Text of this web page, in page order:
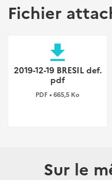
Fichier
file_download
2019-12-19 BRESIL def.
pdf
PDF • 665,5 Ko
Sur le